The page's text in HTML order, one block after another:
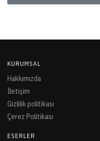
KURUMSAL
Hakkımızda
İletişim
Gizlilik politikası
Çerez Politikası
ESERLER